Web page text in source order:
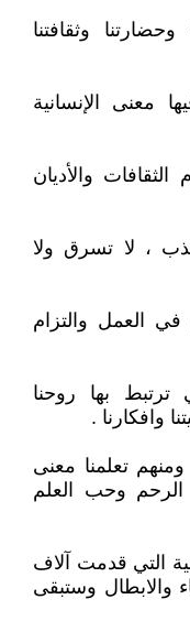
وثقافتنا
معنى الإنسانية
والأديان
، لا تسرق ولا
العمل والتزام
ترتبط بها روحنا
وافكارنا .
ومنهم تعلمنا معنى
الرحم وحب العلم
التي قدمت آلاف
والابطال وستبقى